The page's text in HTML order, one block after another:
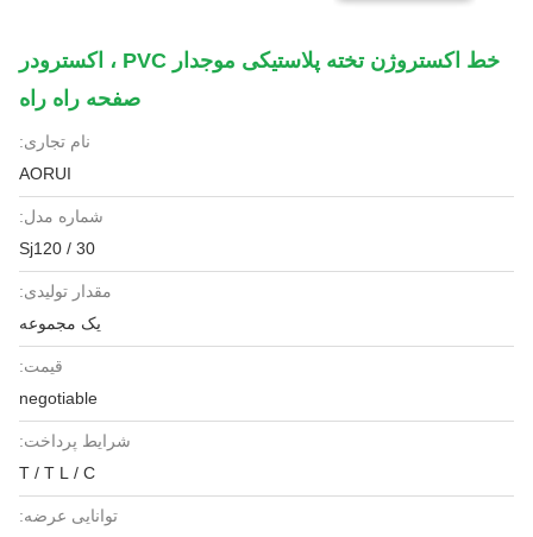
خط اکستروژن تخته پلاستیکی موجدار PVC ، اکسترودر
صفحه راه راه
نام تجاری:
AORUI
شماره مدل:
Sj120 / 30
مقدار تولیدی:
یک مجموعه
قیمت:
negotiable
شرایط پرداخت:
T / T L / C
توانایی عرضه: